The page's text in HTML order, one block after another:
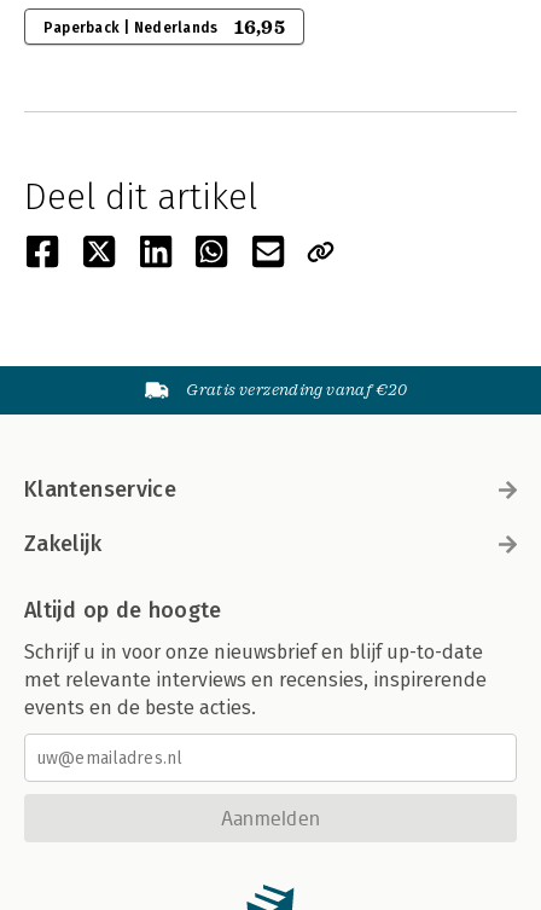
Paperback | Nederlands 16,95
Deel dit artikel
Gratis verzending vanaf €20
Klantenservice
Zakelijk
Altijd op de hoogte
Schrijf u in voor onze nieuwsbrief en blijf up-to-date
met relevante interviews en recensies, inspirerende
events en de beste acties.
Aanmelden